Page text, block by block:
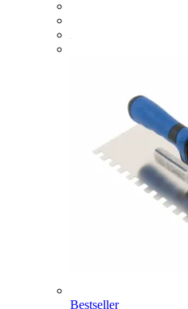
Bestseller